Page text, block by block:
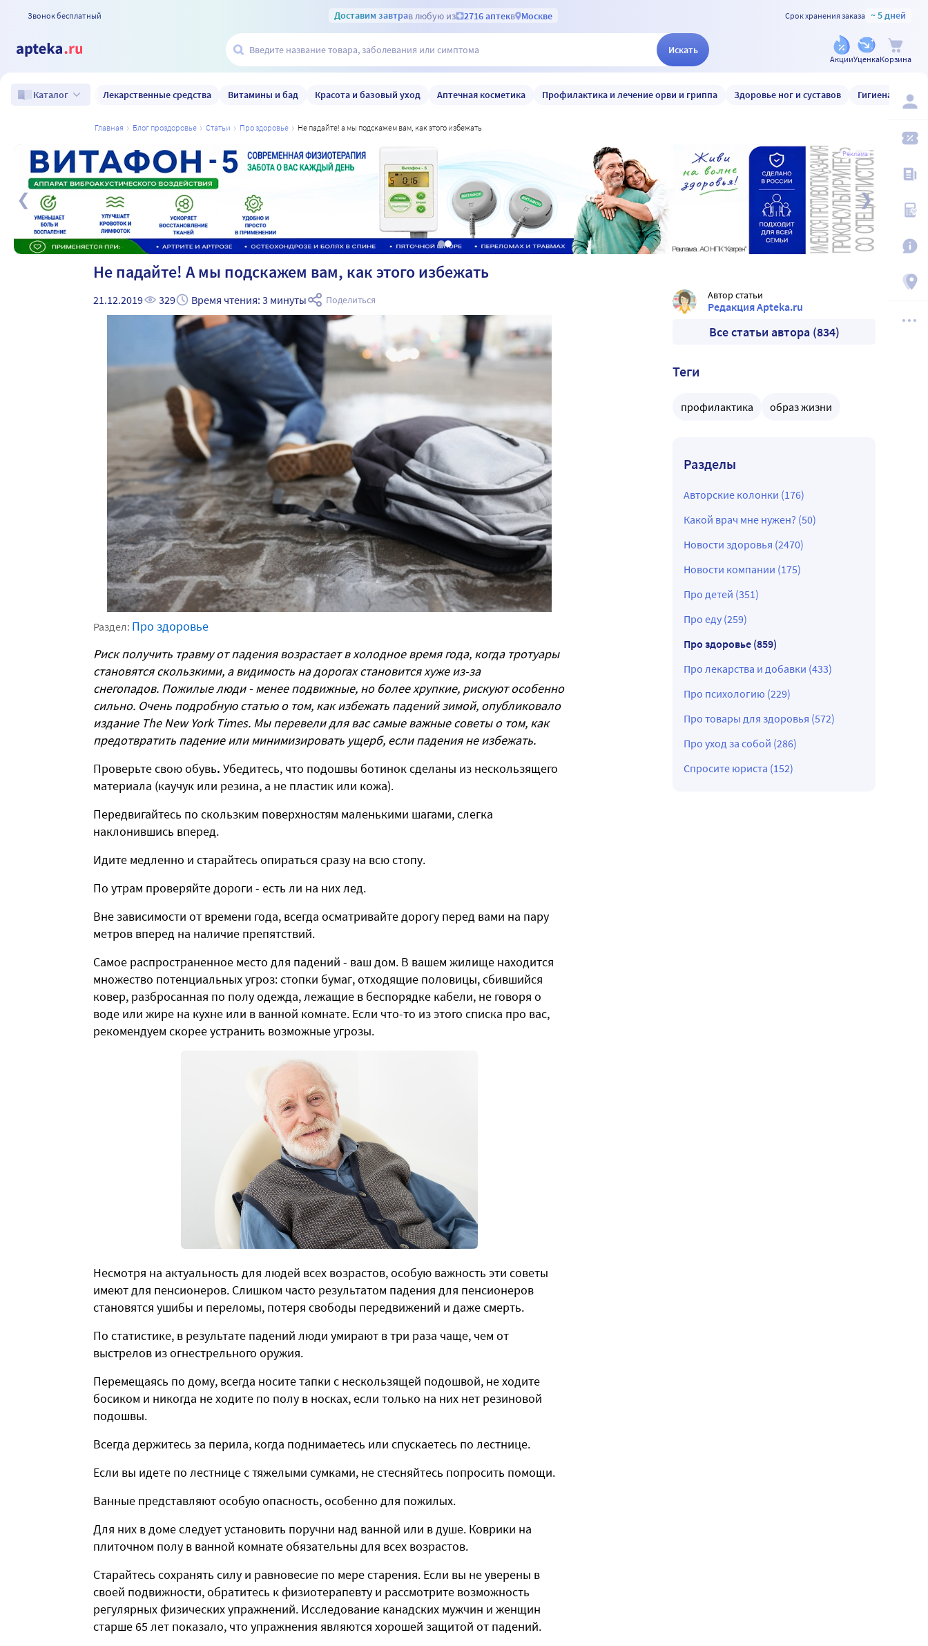
Звонок бесплатный Доставим завтрав любую из 2716 аптекв Москве Срок хранения заказа ~ 5 дней
Искать
АкцииУценкаКорзина
Каталог Лекарственные средства Витамины и бад Красота и базовый уход Аптечная косметика Профилактика и лечение орви и гриппа Здоровье ног и суставов Гигиена и уход
главная блог проздоровье статьи про здоровье не падайте! а мы подскажем вам, как этого избежать
Реклама
Не падайте! А мы подскажем вам, как этого избежать
21.12.2019 329 Время чтения: 3 минуты Поделиться
Раздел: Про здоровье
Риск получить травму от падения возрастает в холодное время года, когда тротуары
становятся скользкими, а видимость на дорогах становится хуже из-за
снегопадов. Пожилые люди - менее подвижные, но более хрупкие, рискуют особенно
сильно. Очень подробную статью о том, как избежать падений зимой, опубликовало
издание The New York Times. Мы перевели для вас самые важные советы о том, как
предотвратить падение или минимизировать ущерб, если падения не избежать.
Проверьте свою обувь. Убедитесь, что подошвы ботинок сделаны из нескользящего
материала (каучук или резина, а не пластик или кожа).
Передвигайтесь по скользким поверхностям маленькими шагами, слегка
наклонившись вперед.
Идите медленно и старайтесь опираться сразу на всю стопу.
По утрам проверяйте дороги - есть ли на них лед.
Вне зависимости от времени года, всегда осматривайте дорогу перед вами на пару
метров вперед на наличие препятствий.
Самое распространенное место для падений - ваш дом. В вашем жилище находится
множество потенциальных угроз: стопки бумаг, отходящие половицы, сбившийся
ковер, разбросанная по полу одежда, лежащие в беспорядке кабели, не говоря о
воде или жире на кухне или в ванной комнате. Если что-то из этого списка про вас,
рекомендуем скорее устранить возможные угрозы.
Несмотря на актуальность для людей всех возрастов, особую важность эти советы
имеют для пенсионеров. Слишком часто результатом падения для пенсионеров
становятся ушибы и переломы, потеря свободы передвижений и даже смерть.
По статистике, в результате падений люди умирают в три раза чаще, чем от
выстрелов из огнестрельного оружия.
Перемещаясь по дому, всегда носите тапки с нескользящей подошвой, не ходите
босиком и никогда не ходите по полу в носках, если только на них нет резиновой
подошвы.
Всегда держитесь за перила, когда поднимаетесь или спускаетесь по лестнице.
Если вы идете по лестнице с тяжелыми сумками, не стесняйтесь попросить помощи.
Ванные представляют особую опасность, особенно для пожилых.
Для них в доме следует установить поручни над ванной или в душе. Коврики на
плиточном полу в ванной комнате обязательны для всех возрастов.
Старайтесь сохранять силу и равновесие по мере старения. Если вы не уверены в
своей подвижности, обратитесь к физиотерапевту и рассмотрите возможность
регулярных физических упражнений. Исследование канадских мужчин и женщин
старше 65 лет показало, что упражнения являются хорошей защитой от падений.
Автор статьи
Редакция Apteka.ru
Все статьи автора (834)
Теги
профилактика образ жизни
Разделы
Авторские колонки (176)
Какой врач мне нужен? (50)
Новости здоровья (2470)
Новости компании (175)
Про детей (351)
Про еду (259)
Про здоровье (859)
Про лекарства и добавки (433)
Про психологию (229)
Про товары для здоровья (572)
Про уход за собой (286)
Спросите юриста (152)